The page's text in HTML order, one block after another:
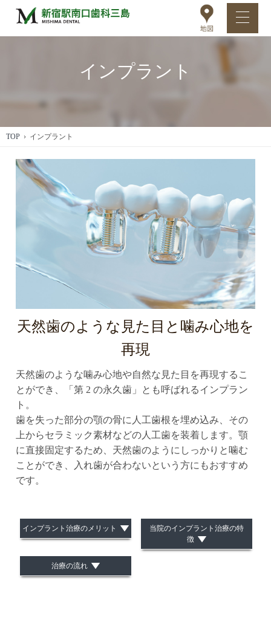
インプラント
TOP › インプラント
天然歯のような見た目と噛み心地を
再現
天然歯のような噛み心地や自然な見た目を再現するこ
とができ、「第 2 の永久歯」とも呼ばれるインプラン
ト。
歯を失った部分の顎の骨に人工歯根を埋め込み、その
上からセラミック素材などの人工歯を装着します。顎
に直接固定するため、天然歯のようにしっかりと噛む
ことができ、入れ歯が合わないという方にもおすすめ
です。
インプラント治療のメリット
当院のインプラント治療の特
徴
治療の流れ